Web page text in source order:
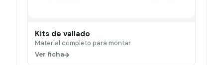
Kits de vallado
Material completo para montar.
Ver ficha